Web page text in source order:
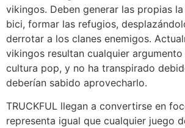
vikingos. Deben generar las propias
bici, formar las refugios,
derrotar a los clanes enemigos.
vikingos resultan cualquier argumento
cultura pop, y no ha transpirado
deberían sabido aprovecharlo.
TRUCKFUL llegan a convertirse en
representa igual que cualquier juego